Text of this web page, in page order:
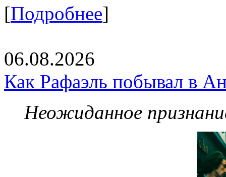
[Подробнее]
06.08.2026
Как Рафаэль побывал в
Неожиданное